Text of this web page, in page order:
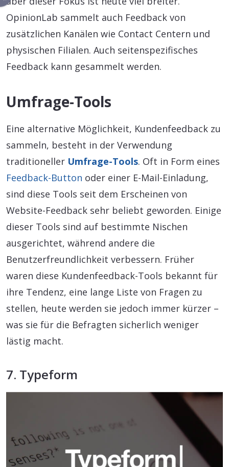
OpinionLab sammelt auch Feedback von
zusätzlichen Kanälen wie Contact Centern und
physischen Filialen. Auch seitenspezifisches
Feedback kann gesammelt werden.
Umfrage-Tools
Eine alternative Möglichkeit, Kundenfeedback zu
sammeln, besteht in der Verwendung
traditioneller Umfrage-Tools. Oft in Form eines
Feedback-Button oder einer E-Mail-Einladung,
sind diese Tools seit dem Erscheinen von
Website-Feedback sehr beliebt geworden. Einige
dieser Tools sind auf bestimmte Nischen
ausgerichtet, während andere die
Benutzerfreundlichkeit verbessern. Früher
waren diese Kundenfeedback-Tools bekannt für
ihre Tendenz, eine lange Liste von Fragen zu
stellen, heute werden sie jedoch immer kürzer –
was sie für die Befragten sicherlich weniger
lästig macht.
7. Typeform